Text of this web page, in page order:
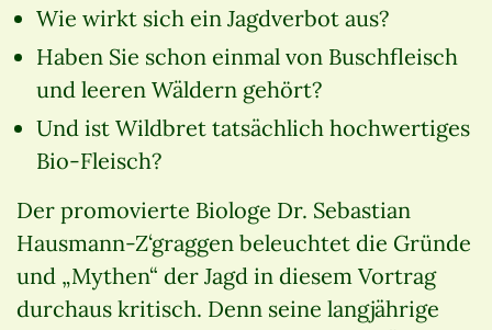
Wie wirkt sich ein Jagdverbot aus?
Haben Sie schon einmal von Buschfleisch
und leeren Wäldern gehört?
Und ist Wildbret tatsächlich hochwertiges
Bio-Fleisch?
Der promovierte Biologe Dr. Sebastian
Hausmann-Z‘graggen beleuchtet die Gründe
und „Mythen“ der Jagd in diesem Vortrag
durchaus kritisch. Denn seine langjährige